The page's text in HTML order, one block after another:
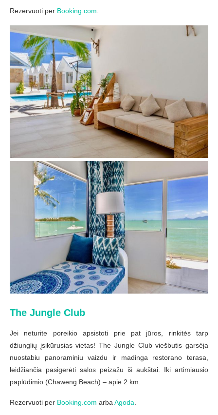
Rezervuoti per Booking.com
The Jungle Club
Jei neturite poreikio apsistoti prie pat jūros, rinkitės tarp
džiunglių įsikūrusias vietas! The Jungle Club viešbutis garsėja
nuostabiu panoraminiu vaizdu ir madinga restorano terasa,
leidžiančia pasigerėti salos peizažu iš aukštai. Iki artimiausio
paplūdimio (Chaweng Beach) – apie 2 km.
Rezervuoti per Booking.com arba Agoda